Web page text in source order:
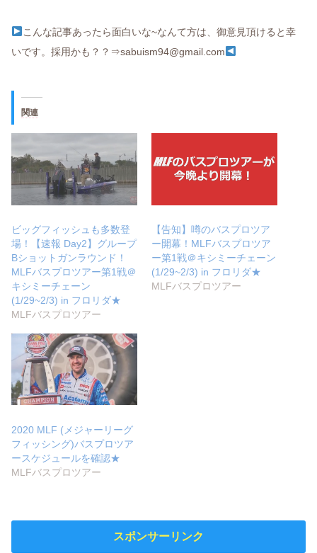
こんな記事あったら面白いな~なんて方は、御意見頂けると幸
いです。採用かも？？⇒sabuism94@gmail.com
関連
ビッグフィッシュも多数登
場！【速報 Day2】グループ
Bショットガンラウンド！
MLFバスプロツアー第1戦＠
キシミーチェーン
(1/29~2/3) in フロリダ★
MLFバスプロツアー
【告知】噂のバスプロツア
ー開幕！MLFバスプロツア
ー第1戦＠キシミーチェーン
(1/29~2/3) in フロリダ★
MLFバスプロツアー
2020 MLF (メジャーリーグ
フィッシング)バスプロツア
ースケジュールを確認★
MLFバスプロツアー
スポンサーリンク